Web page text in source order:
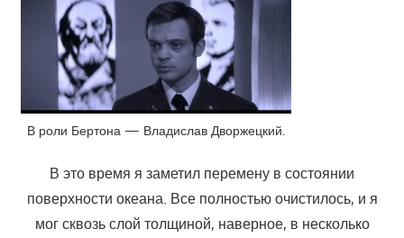
В роли Бертона — Владислав Дворжецкий.
В это время я заметил перемену в состоянии
поверхности океана. Все полностью очистилось, и я
мог сквозь слой толщиной, наверное, в несколько